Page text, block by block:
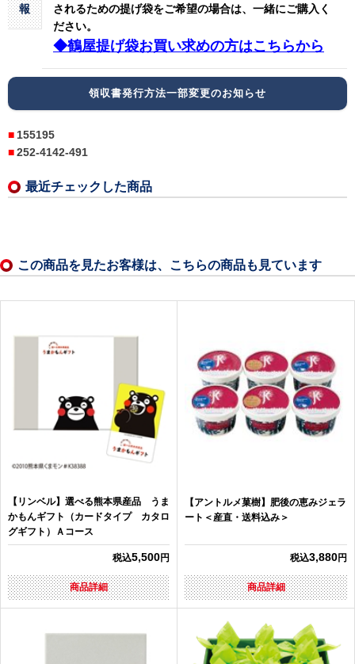
報
されるための提げ袋をご希望の場合は、一緒にご購入く
ださい。
◆鶴屋提げ袋お買い求めの方はこちらから
領収書発行方法一部変更のお知らせ
155195
252-4142-491
最近チェックした商品
この商品を見たお客様は、こちらの商品も見ています
【リンベル】選べる熊本県産品 うま
かもんギフト（カードタイプ カタロ
グギフト）Ａコース
税込5,500円
商品詳細
【アントルメ菓樹】肥後の恵みジェラ
ート＜産直・送料込み＞
税込3,880円
商品詳細